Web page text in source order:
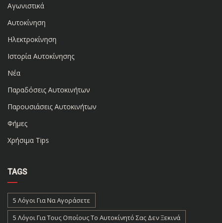
Αγωνιστικά
Αυτοκίνηση
Ηλεκτροκίνηση
Ιστορία Αυτοκίνησης
Νέα
Παραδόσεις Αυτοκινήτων
Παρουσιάσεις Αυτοκινήτων
Φήμες
Χρήσιμα Tips
TAGS
5 Λόγοι Για Να Αγοράσετε
5 Λόγοι Για Τους Οποίους Το Αυτοκίνητό Σας Δεν Ξεκινά